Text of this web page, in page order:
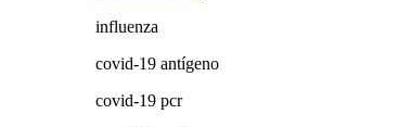
influenza
covid-19 antígeno
covid-19 pcr